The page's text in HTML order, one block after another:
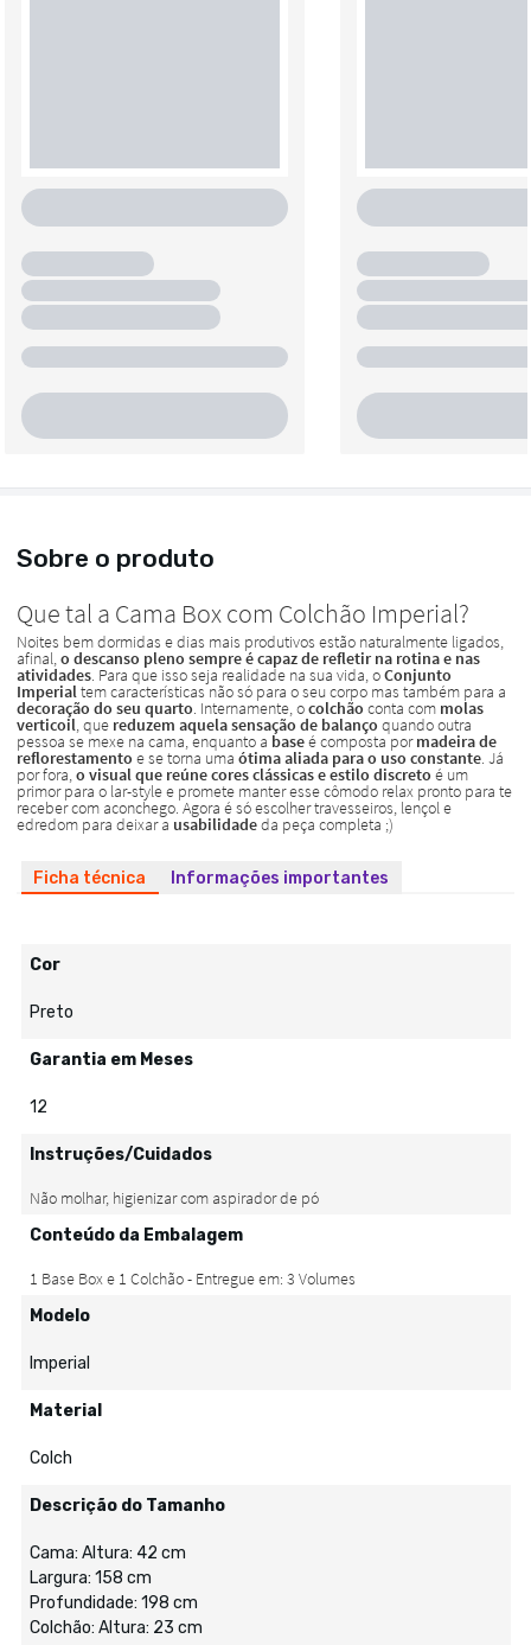
Sobre o produto
Ficha técnica Informações importantes
Cor
Preto
Garantia em Meses
12
Instruções/Cuidados
Conteúdo da Embalagem
Modelo
Imperial
Material
Colch
Descrição do Tamanho
Cama: Altura: 42 cm
Largura: 158 cm
Profundidade: 198 cm
Colchão: Altura: 23 cm